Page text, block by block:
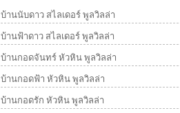
บ้านนับดาว สไลเดอร์ พูลวิลล่า
บ้านฟ้าดาว สไลเดอร์ พูลวิลล่า
บ้านกอดจันทร์ หัวหิน พูลวิลล่า
บ้านกอดฟ้า หัวหิน พูลวิลล่า
บ้านกอดรัก หัวหิน พูลวิลล่า